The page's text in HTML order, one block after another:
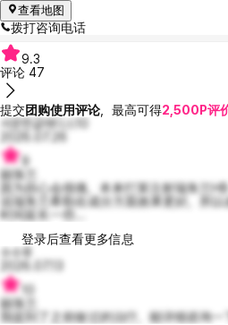
查看地图
拨打咨询电话
9.3
评论 47
提交团购使用评论 ，最高可得2,500P评
서운한글래디스10
9
丽珠兰
因为担心会很痛，本来打算注射瑞朱兰
说瑞朱兰希勒在成分方面效果更好，所
时间延长一些...
登录后查看更多信息
수수후
丽珠兰
我提到了之前做过的治疗，能详细咨询一